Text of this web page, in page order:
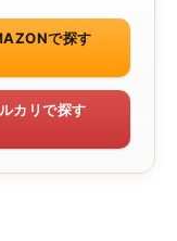
で探す
カリで探す